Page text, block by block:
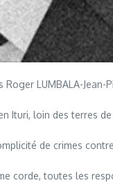
LUMBALA-
Ituri, loin des terres
de crimes
corde, toutes les